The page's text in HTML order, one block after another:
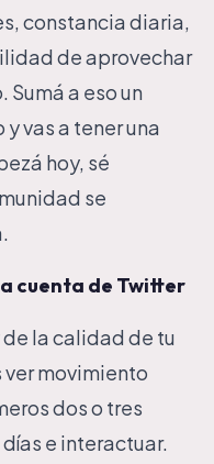
constancia diaria,
de aprovechar
a eso un
vas a tener una
hoy, sé
se
cuenta de Twitter
la calidad de tu
movimiento
dos o tres
e interactuar.